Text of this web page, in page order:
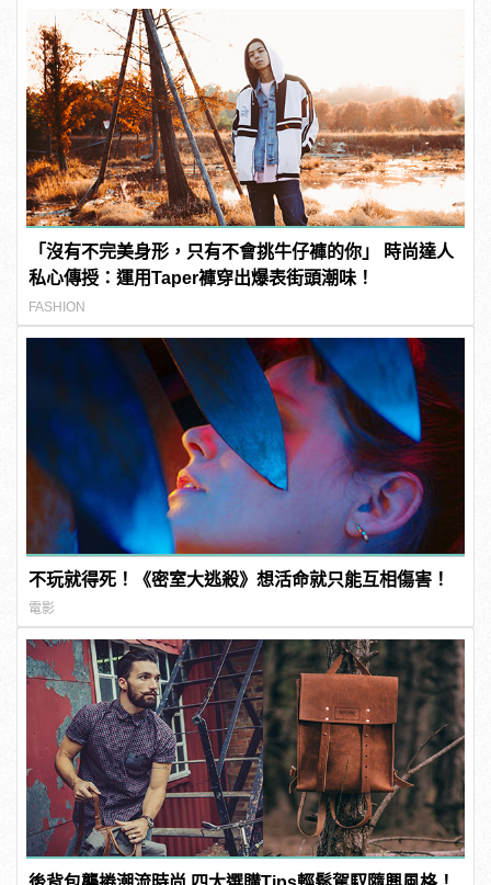
「沒有不完美身形，只有不會挑牛仔褲的你」 時尚達人
私心傳授：運用Taper褲穿出爆表街頭潮味！
FASHION
不玩就得死！《密室大逃殺》想活命就只能互相傷害！
電影